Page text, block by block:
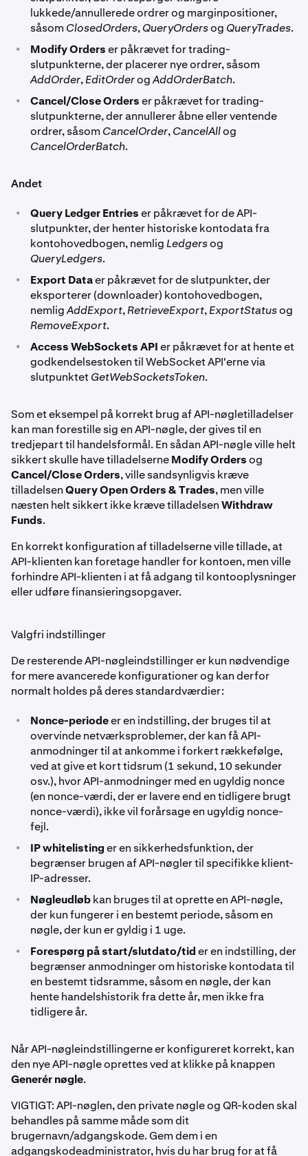
lukkede/annullerede ordrer og marginpositioner,
såsom ClosedOrders,QueryOrdersog QueryTrades.
• Modify Orderser påkrævet for trading-
slutpunkterne, der placerer nye ordrer, såsom
AddOrder,EditOrderogAddOrderBatch.
• Cancel/Close Orderser påkrævet for trading-
slutpunkterne, der annullerer åbne eller ventende
ordrer, såsom CancelOrder,CancelAllog
CancelOrderBatch.
Andet
• Query Ledger Entrieser påkrævet for de API-
slutpunkter, der henter historiske kontodata fra
kontohovedbogen, nemligLedgersog
QueryLedgers.
• Export Dataer påkrævet for de slutpunkter, der
eksporterer (downloader) kontohovedbogen,
nemligAddExport,RetrieveExport,ExportStatusog
RemoveExport.
• Access WebSockets APIer påkrævet for at hente et
godkendelsestoken til WebSocket API'erne via
slutpunktetGetWebSocketsToken.
Som et eksempel på korrekt brug af API-nøgletilladelser
kan man forestille sig en API-nøgle, der gives til en
tredjepart til handelsformål. En sådan API-nøgle ville helt
sikkert skulle have tilladelserneModify Ordersog
Cancel/Close Orders, ville sandsynligvis kræve
tilladelsenQuery Open Orders & Trades, men ville
næsten helt sikkert ikke kræve tilladelsenWithdraw
Funds.
En korrekt konfiguration af tilladelserne ville tillade, at
API-klienten kan foretage handler for kontoen, men ville
forhindre API-klienten i at få adgang til kontooplysninger
eller udføre finansieringsopgaver.
Valgfri indstillinger
De resterende API-nøgleindstillinger er kun nødvendige
for mere avancerede konfigurationer og kan derfor
normalt holdes på deres standardværdier:
• Nonce-periodeer en indstilling, der bruges til at
overvinde netværksproblemer, der kan få API-
anmodninger til at ankomme i forkert rækkefølge,
ved at give et kort tidsrum (1 sekund, 10 sekunder
osv.), hvor API-anmodninger med en ugyldig nonce
(en nonce-værdi, der er lavere end en tidligere brugt
nonce-værdi), ikke vil forårsage en ugyldig nonce-
fejl.
• IP whitelistinger en sikkerhedsfunktion, der
begrænser brugen af API-nøgler til specifikke klient-
IP-adresser.
• Nøgleudløbkan bruges til at oprette en API-nøgle,
der kun fungerer i en bestemt periode, såsom en
nøgle, der kun er gyldig i 1 uge.
• Forespørg på start/slutdato/tider en indstilling, der
begrænser anmodninger om historiske kontodata til
en bestemt tidsramme, såsom en nøgle, der kan
hente handelshistorik fra dette år, men ikke fra
tidligere år.
Når API-nøgleindstillingerne er konfigureret korrekt, kan
den nye API-nøgle oprettes ved at klikke på knappen
Generér nøgle.
VIGTIGT: API-nøglen, den private nøgle og QR-koden skal
behandles på samme måde som dit
brugernavn/adgangskode. Gem dem i en
adgangskodeadministrator, hvis du har brug for at få